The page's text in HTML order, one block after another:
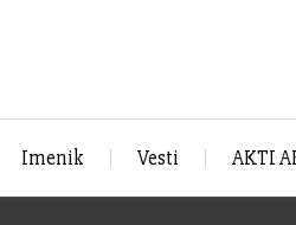
Imenik Vesti AKTI